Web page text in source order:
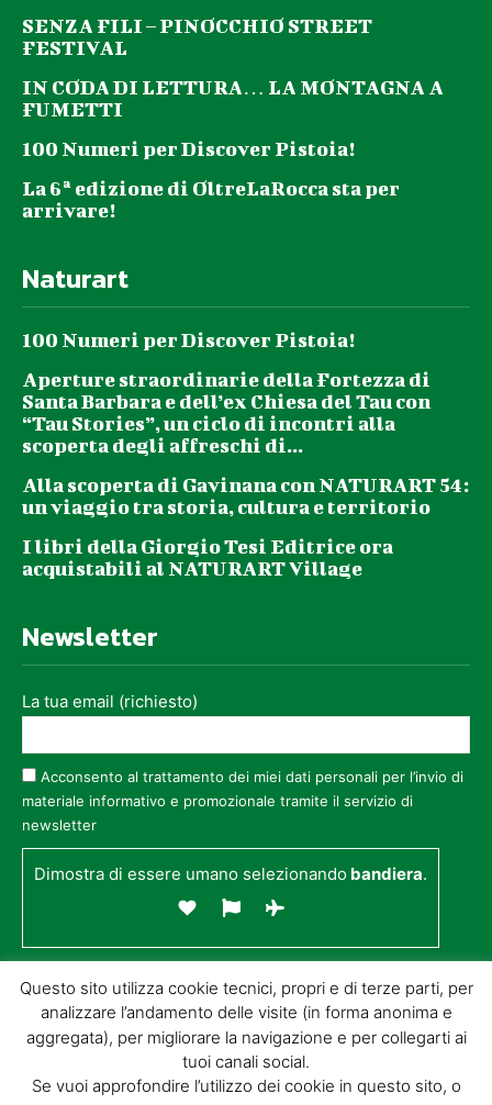
SENZA FILI – PINOCCHIO STREET
FESTIVAL
IN CODA DI LETTURA… LA MONTAGNA A
FUMETTI
100 Numeri per Discover Pistoia!
La 6ª edizione di OltreLaRocca sta per
arrivare!
Naturart
100 Numeri per Discover Pistoia!
Aperture straordinarie della Fortezza di
Santa Barbara e dell’ex Chiesa del Tau con
“Tau Stories”, un ciclo di incontri alla
scoperta degli affreschi di...
Alla scoperta di Gavinana con NATURART 54:
un viaggio tra storia, cultura e territorio
I libri della Giorgio Tesi Editrice ora
acquistabili al NATURART Village
Newsletter
La tua email (richiesto)
Acconsento al trattamento dei miei dati personali per l’invio di
materiale informativo e promozionale tramite il servizio di
newsletter
Dimostra di essere umano selezionando bandiera.
Questo sito utilizza cookie tecnici, propri e di terze parti, per
analizzare l’andamento delle visite (in forma anonima e
aggregata), per migliorare la navigazione e per collegarti ai
tuoi canali social.
Se vuoi approfondire l’utilizzo dei cookie in questo sito, o